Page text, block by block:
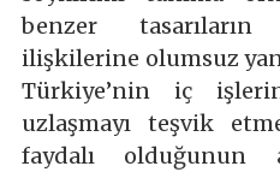
benzer tasarıların
ilişkilerine olumsuz
Türkiye’nin iç
uzlaşmayı teşvik
faydalı olduğunun